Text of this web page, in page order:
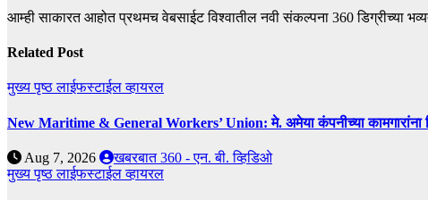
आम्ही साकारत आहोत प्रथमच वेबसाईट विश्वातील नवी संकल्पना 360 डिग्रीच्या
Related Post
मुख्य पृष्ठलाईफस्टाईलव्हायरल
New Maritime & General Workers’ Union: मे. अमेया कंपनीच्या कामगारांना
Aug 7, 2026
खबरबात 360 - एन. बी. व्हिडिओ
मुख्य पृष्ठलाईफस्टाईलव्हायरल